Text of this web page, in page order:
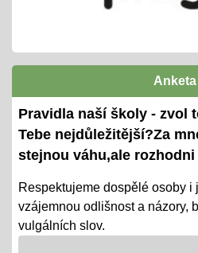
výstupů ŠVP pro 2.
termíny předány žákům i
Ověřování výstupů vzd. k 1.
08.01.2024
- tradiční KP a TP od 8. 1. do
- termíny oznámeny na
- DRŽÍME PĚSTI
Anketa
Pravidla naší školy - zvol
Tebe nejdůležitější?Za
stejnou váhu,ale rozhodni
Respektujeme dospělé osoby i
vzájemnou odlišnost a názory,
vulgálních slov.